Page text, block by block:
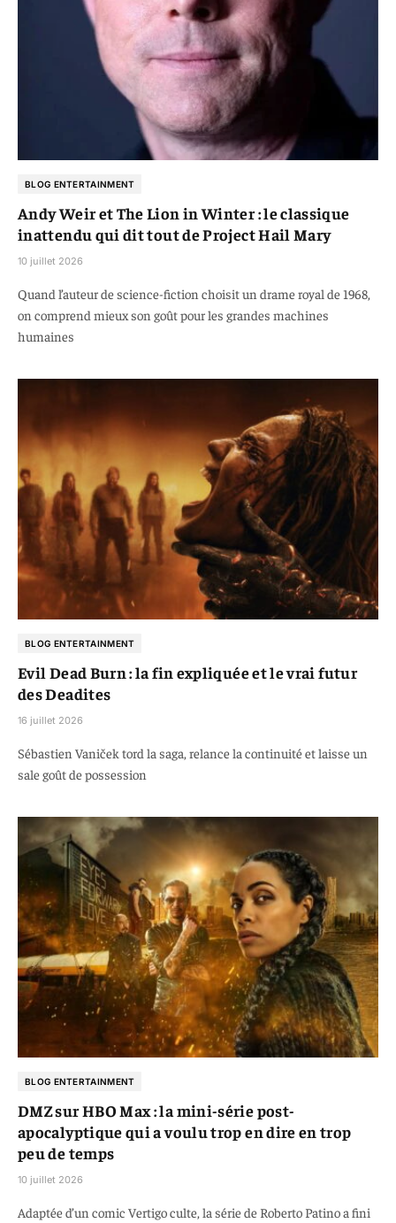
BLOG ENTERTAINMENT
Andy Weir et The Lion in Winter : le classique
inattendu qui dit tout de Project Hail Mary
10 juillet 2026
Quand l’auteur de science-fiction choisit un drame royal de 1968,
on comprend mieux son goût pour les grandes machines
humaines
BLOG ENTERTAINMENT
Evil Dead Burn : la fin expliquée et le vrai futur
des Deadites
16 juillet 2026
Sébastien Vaniček tord la saga, relance la continuité et laisse un
sale goût de possession
BLOG ENTERTAINMENT
DMZ sur HBO Max : la mini-série post-
apocalyptique qui a voulu trop en dire en trop
peu de temps
10 juillet 2026
Adaptée d’un comic Vertigo culte, la série de Roberto Patino a fini